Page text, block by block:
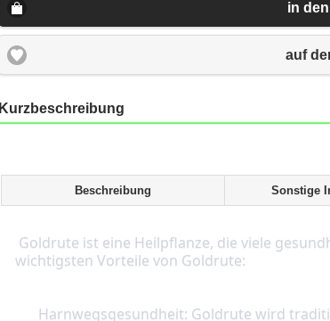
in
auf
Kurzbeschreibung
Beschreibung Sonstige
wichtigsten Vorteile von Goldrute: